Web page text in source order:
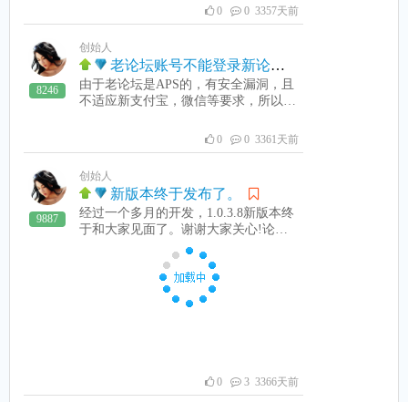
脑收款助手也会有反应，看下图：说明
APP也安装好了。支付宝自助支付可以
工作了。客户端也复制到客户端C盘，
运行即可。如果是无盘的，论坛上无盘
下发方法。这样就安装好了。二维码的
它贴子。技巧：不用手机APP。在收费
机上安装安卓模似器如逍遥、雷电、雷
（绑定好你的支付宝），方竹收款助手
APP，在收费机上运行微信和方竹电脑
收款助手。这样就组成了一套完整的自
组支付系统。省去了一台手机。如果方
竹收款助手APP运行就闪退，则进入安
卓模拟器设置，把安卓模拟器设置成手
0 0 3357天前
8246
创始人
老论坛账号不能登录新论坛
由于老论坛是APS的，有安全漏洞，且
不适应新支付宝，微信等要求，所以全
YSQL。老论坛账号不能在新论坛上登
录，必需重新注册。
0 0 3361天前
9887
创始人
新版本终于发布了。
经过一个多月的开发，1.0.3.8新版本终
于和大家见面了。谢谢大家关心!论坛
为了和微信及支付宝接口兼容，必需要
改成PHP论坛。新论坛地址为：http://b
bs.fangzu.com新版本支持支付宝APP扫
描二维码支付和微信扫描二维码支付，
注意：1：微信自助支付，必需要提供
账号授权，即可支付到您提供的支付宝
账上。新版本请到论坛下载，客户端必
0 3 3366天前